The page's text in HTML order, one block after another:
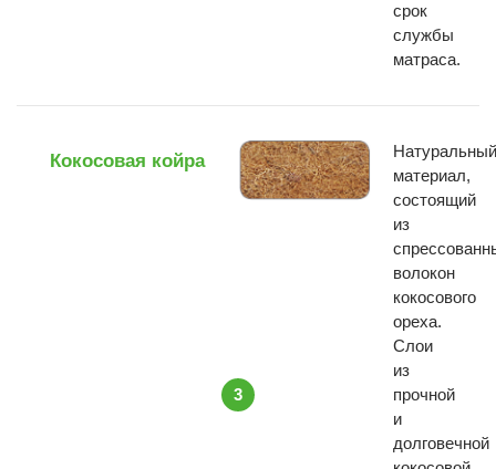
срок
службы
матраса.
Кокосовая койра
3
Натуральный
материал,
состоящий
из
волокон
кокосового
ореха.
Слои
из
прочной
и
долговечной